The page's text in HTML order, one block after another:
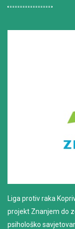
Liga protiv raka
projekt Znanjem do
psihološko